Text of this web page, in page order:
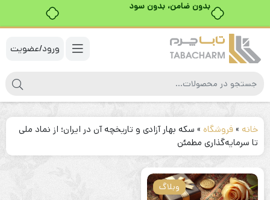
بدون ضامن، بدون سود
ورود/عضویت
خانه »فروشگاه » سکه بهار آزادی و تاریخچه آن در ایران؛ از نماد ملی
تا سرمایه‌گذاری مطمئن
وبلاگ